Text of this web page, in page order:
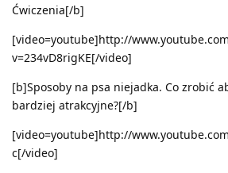
Ćwiczenia[/b]
[video=youtube]http://
v=234vD8rigKE[/video]
[b]Sposoby na psa niejadka. Co zrobić
bardziej atrakcyjne?[/b]
[video=youtube]http://
c[/video]